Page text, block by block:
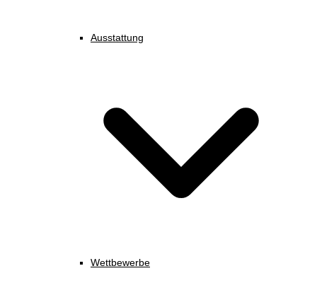
Ausstattung
Wettbewerbe